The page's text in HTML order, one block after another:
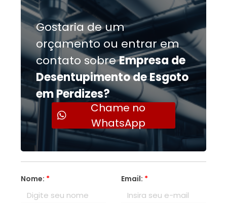
Gostaria de um
orçamento ou entrar em
contato sobreEmpresa de
Desentupimento de Esgoto
em Perdizes?
Chame no
WhatsApp
Nome: * Email: *